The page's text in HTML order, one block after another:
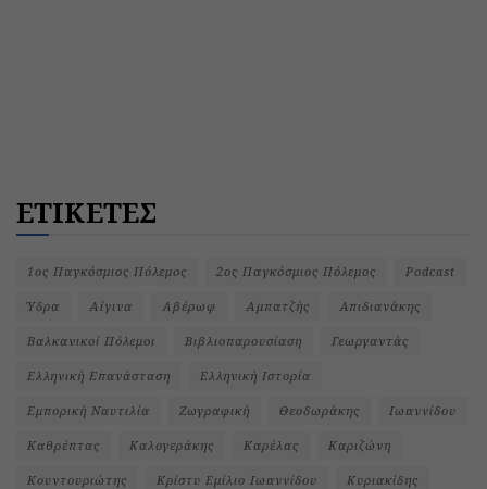
ΕΤΙΚΕΤΕΣ
1ος Παγκόσμιος Πόλεμος 2ος Παγκόσμιος Πόλεμος Podcast
Ύδρα Αίγινα Αβέρωφ Αμπατζής Απιδιανάκης
Βαλκανικοί Πόλεμοι Βιβλιοπαρουσίαση Γεωργαντάς
Ελληνική Επανάσταση Ελληνική Ιστορία
Εμπορική Ναυτιλία Ζωγραφική Θεοδωράκης Ιωαννίδου
Καθρέπτας Καλογεράκης Καρέλας Καριζώνη
Κουντουριώτης Κρίστυ Εμίλιο Ιωαννίδου Κυριακίδης